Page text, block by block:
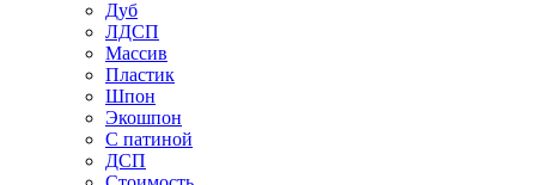
Дуб
ЛДСП
Массив
Пластик
Шпон
Экошпон
С патиной
ДСП